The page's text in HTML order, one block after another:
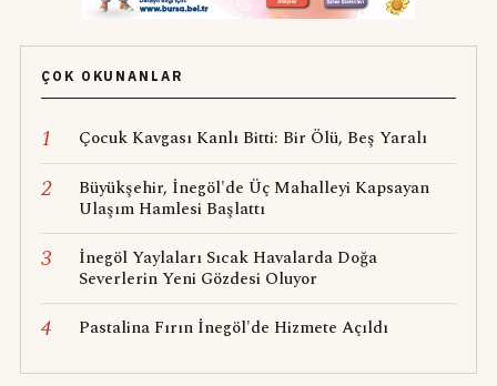
ÇOK OKUNANLAR
1 Çocuk Kavgası Kanlı Bitti: Bir Ölü, Beş Yaralı
2
Büyükşehir, İnegöl'de Üç Mahalleyi Kapsayan
Ulaşım Hamlesi Başlattı
3
İnegöl Yaylaları Sıcak Havalarda Doğa
Severlerin Yeni Gözdesi Oluyor
4 Pastalina Fırın İnegöl'de Hizmete Açıldı